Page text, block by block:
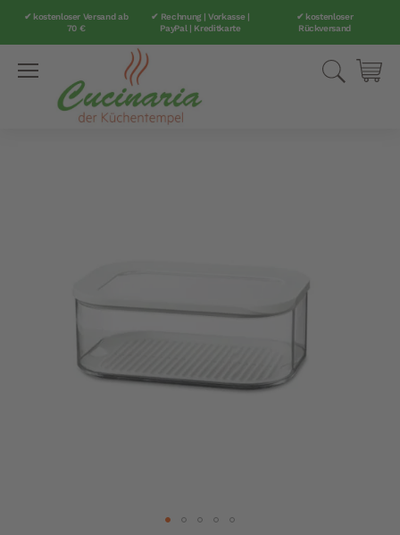
✔ kostenloser Versand ab
70 €
✔ Rechnung | Vorkasse |
PayPal | Kreditkarte
✔ kostenloser
Rückversand
Suche